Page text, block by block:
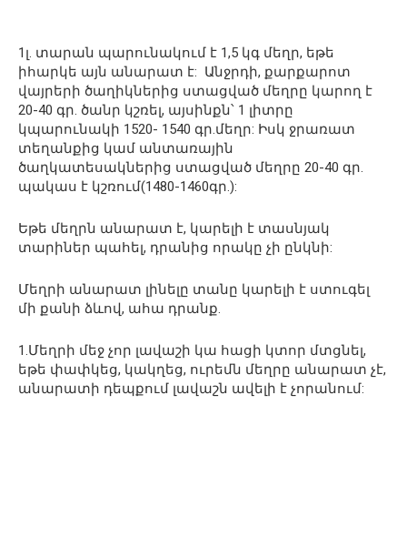
1լ. տարան պարունակում է 1,5 կգ մեղր, եթե
իհարկե այն անարատ է: Անջրդի, քարքարոտ
վայրերի ծաղիկներից ստացված մեղրը կարող է
20-40 գր. ծանր կշռել, այսինքն՝ 1 լիտրը
կպարունակի 1520- 1540 գր.մեղր: Իսկ ջրառատ
տեղանքից կամ անտառային
ծաղկատեսակներից ստացված մեղրը 20-40 գր.
պակաս է կշռում(1480-1460գր.):
Եթե մեղրն անարատ է, կարելի է տասնյակ
տարիներ պահել, դրանից որակը չի ընկնի:
Մեղրի անարատ լինելը տանը կարելի է ստուգել
մի քանի ձևով, ահա դրանք.
1.Մեղրի մեջ չոր լավաշի կա հացի կտոր մտցնել,
եթե փափկեց, կակղեց, ուրեմն մեղրը անարատ չէ,
անարատի դեպքում լավաշն ավելի է չորանում: